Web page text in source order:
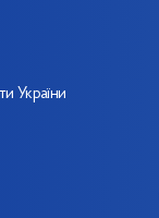
України